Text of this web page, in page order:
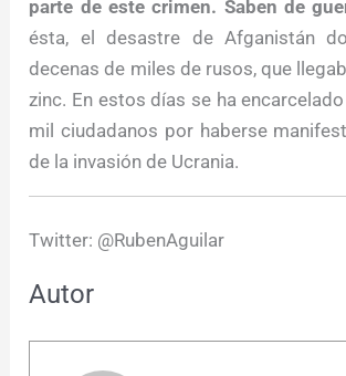
parte de este crimen. Saben de
ésta, el desastre de Afganistán
decenas de miles de rusos, que
zinc. En estos días se ha
mil ciudadanos por haberse
de la invasión de Ucrania.
Twitter: @RubenAguilar
Autor